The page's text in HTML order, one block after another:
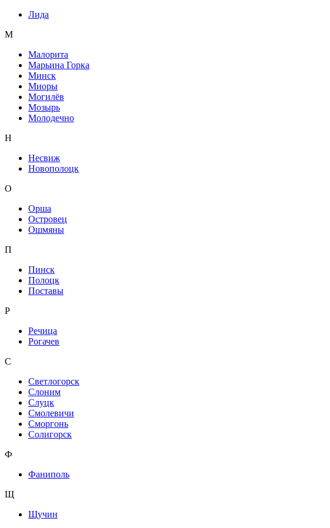
Лида
М
Малорита
Марьина Горка
Минск
Миоры
Могилёв
Мозырь
Молодечно
Н
Несвиж
Новополоцк
О
Орша
Островец
Ошмяны
П
Пинск
Полоцк
Поставы
Р
Речица
Рогачев
С
Светлогорск
Слоним
Слуцк
Смолевичи
Сморгонь
Солигорск
Ф
Фаниполь
Щ
Щучин